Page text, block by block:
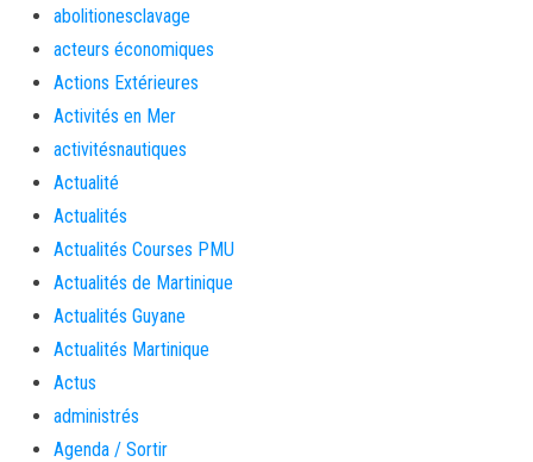
abolitionesclavage
acteurs économiques
Actions Extérieures
Activités en Mer
activitésnautiques
Actualité
Actualités
Actualités Courses PMU
Actualités de Martinique
Actualités Guyane
Actualités Martinique
Actus
administrés
Agenda / Sortir